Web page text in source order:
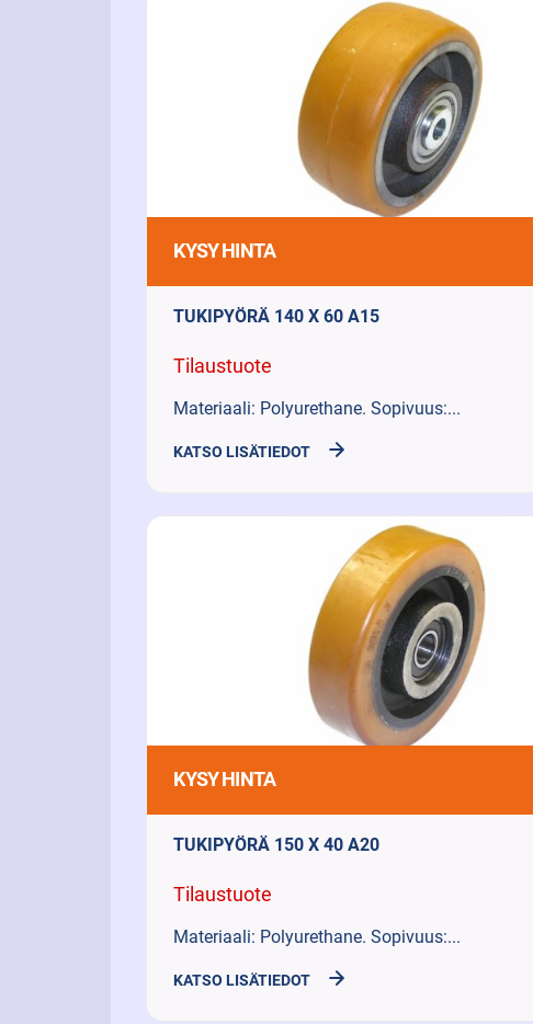
KYSY HINTA
TUKIPYÖRÄ 140 X 60 A15
Tilaustuote
Materiaali: Polyurethane. Sopivuus:...
KATSO LISÄTIEDOT
KYSY HINTA
TUKIPYÖRÄ 150 X 40 A20
Tilaustuote
Materiaali: Polyurethane. Sopivuus:...
KATSO LISÄTIEDOT